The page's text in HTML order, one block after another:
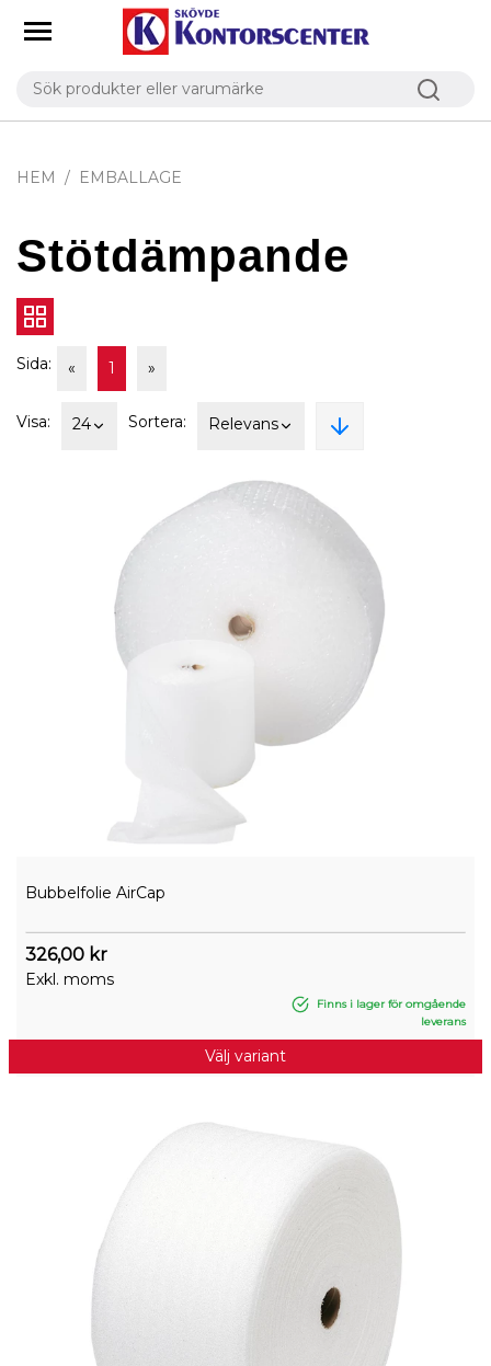
HEM EMBALLAGE
Stötdämpande
Sida: « 1 »
Visa: 24 Sortera: Relevans
Bubbelfolie AirCap
326,00 kr
Exkl. moms
Finns i lager för omgående
leverans
Välj variant